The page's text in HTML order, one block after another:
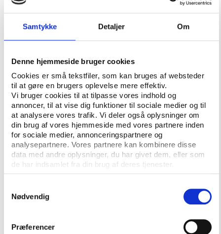
Samtykke Detaljer Om
Denne hjemmeside bruger cookies
Cookies er små tekstfiler, som kan bruges af websteder
til at gøre en brugers oplevelse mere effektiv.
Vi bruger cookies til at tilpasse vores indhold og
annoncer, til at vise dig funktioner til sociale medier og til
at analysere vores trafik. Vi deler også oplysninger om
din brug af vores hjemmeside med vores partnere inden
for sociale medier, annonceringspartnere og
analysepartnere. Vores partnere kan kombinere disse
data med andre oplysninger, du har givet dem, eller som
de har indsamlet fra din brug af deres tjenester.
Nødvendig
Præferencer
Abuse and agony: How can sports
imbalances in sport?
In the wake of scandal: What is the future of
anti-doping?
"Play the Game 2024 vil endnu engang tage fat på
nogle af de mest aktuelle emner inden for
idrætsverdenen, lige fra det komplekse forhold
mellem sport og cyberkriminalitet til de fortsatte
problemer med overgreb i idrætten, kriminalitet,
har været et særligt ønske om at vende tilbage til en
grundpille i Play the Game, nemlig den undersøgende
Han tilføjer, at der vil være et særligt fokus på at